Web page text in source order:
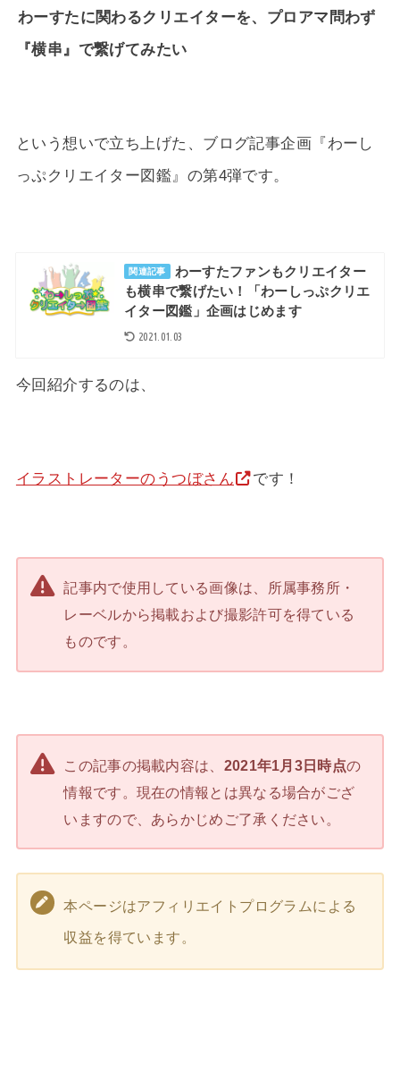
わーすたに関わるクリエイターを、プロアマ問わず
『横串』で繋げてみたい
という想いで立ち上げた、ブログ記事企画『わーし
っぷクリエイター図鑑』の第4弾です。
関連記事
わーすたファンもクリエイター
も横串で繋げたい！「わーしっぷクリエ
イター図鑑」企画はじめます
2021.01.03
今回紹介するのは、
イラストレーターのうつぼさん です！
記事内で使用している画像は、所属事務所・
レーベルから掲載および撮影許可を得ている
ものです。
この記事の掲載内容は、 2021年1月3日時点の
情報です。現在の情報とは異なる場合がござ
いますので、あらかじめご了承ください。
本ページはアフィリエイトプログラムによる
収益を得ています。